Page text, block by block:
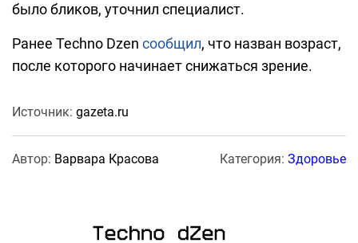
было бликов, уточнил специалист.
Ранее Techno Dzen сообщил, что назван возраст,
после которого начинает снижаться зрение.
Источник: gazeta.ru
Автор: Варвара Красова Категория: Здоровье